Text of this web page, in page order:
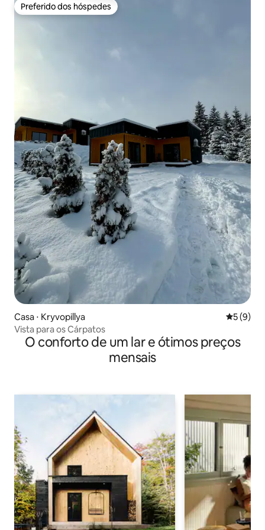
Preferido dos hóspedes
Preferido dos hóspedes
Casa ⋅ Kryvopillya 5 de
5 (9)
Vista para os Cárpatos
O conforto de um lar e ótimos preços
mensais